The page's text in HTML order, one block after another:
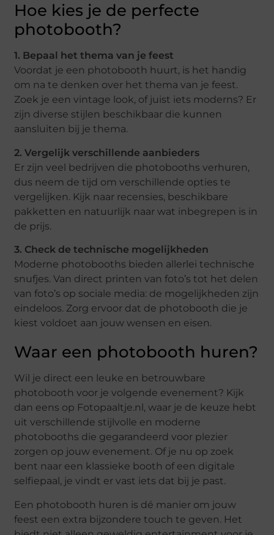
Hoe kies je de perfecte
photobooth?
1. Bepaal het thema van je feest
Voordat je een photobooth huurt, is het handig
om na te denken over het thema van je feest.
Zoek je een vintage look, of juist iets moderns? Er
zijn diverse stijlen beschikbaar die kunnen
aansluiten bij je thema.
2. Vergelijk verschillende aanbieders
Er zijn veel bedrijven die photobooths verhuren,
dus neem de tijd om verschillende opties te
vergelijken. Kijk naar recensies, beschikbare
pakketten en natuurlijk naar wat inbegrepen is in
de prijs.
3. Check de technische mogelijkheden
Moderne photobooths bieden allerlei technische
snufjes. Van direct printen van foto’s tot het delen
van foto’s op sociale media: de mogelijkheden zijn
eindeloos. Zorg ervoor dat de photobooth die je
kiest voldoet aan jouw wensen en eisen.
Waar een photobooth huren?
Wil je direct een leuke en betrouwbare
photobooth voor je volgende evenement? Kijk
dan eens op Fotopaaltje.nl, waar je de keuze hebt
uit verschillende stijlvolle en moderne
photobooths die gegarandeerd voor plezier
zorgen op jouw evenement. Of je nu op zoek
bent naar een klassieke booth of een digitale
selfiepaal, je vindt er vast iets dat bij je past.
Een photobooth huren is dé manier om jouw
feest een extra bijzondere touch te geven. Het